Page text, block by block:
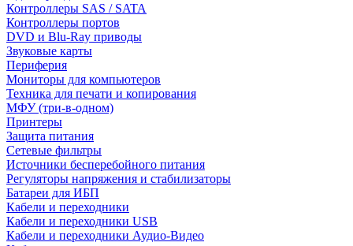
Контроллеры SAS / SATA
Контроллеры портов
DVD и Blu-Ray приводы
Звуковые карты
Периферия
Мониторы для компьютеров
Техника для печати и копирования
МФУ (три-в-одном)
Принтеры
Защита питания
Сетевые фильтры
Источники бесперебойного питания
Регуляторы напряжения и стабилизаторы
Батареи для ИБП
Кабели и переходники
Кабели и переходники USB
Кабели и переходники Аудио-Видео